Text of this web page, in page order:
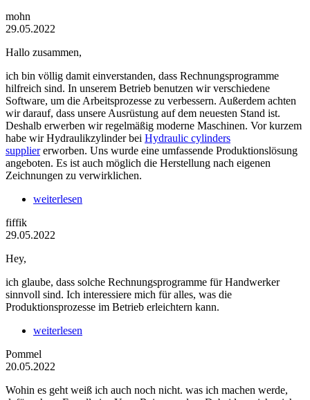
mohn
29.05.2022
Hallo zusammen,
ich bin völlig damit einverstanden, dass Rechnungsprogramme
hilfreich sind. In unserem Betrieb benutzen wir verschiedene
Software, um die Arbeitsprozesse zu verbessern. Außerdem achten
wir darauf, dass unsere Ausrüstung auf dem neuesten Stand ist.
Deshalb erwerben wir regelmäßig moderne Maschinen. Vor kurzem
habe wir Hydraulikzylinder bei Hydraulic cylinders
suppliererworben. Uns wurde eine umfassende Produktionslösung
angeboten. Es ist auch möglich die Herstellung nach eigenen
Zeichnungen zu verwirklichen.
weiterlesen
fiffik
29.05.2022
Hey,
ich glaube, dass solche Rechnungsprogramme für Handwerker
sinnvoll sind. Ich interessiere mich für alles, was die
Produktionsprozesse im Betrieb erleichtern kann.
weiterlesen
Pommel
20.05.2022
Wohin es geht weiß ich auch noch nicht. was ich machen werde,